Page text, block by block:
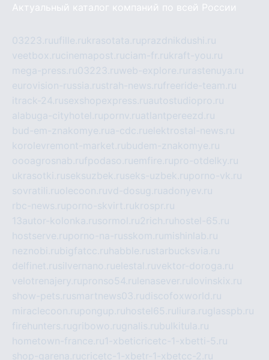
Актуальный каталог компаний по всей России
03223.ruufille.rukrasotata.ruprazdnikdushi.ru
veetbox.rucinemapost.ruciam-fr.rukraft-you.ru
mega-press.ru03223.ruweb-explore.ru rastenuya.ru
eurovision-russia.rustrah-news.rufreeride-team.ru
itrack-24.rusexshopexpress.ruautostudiopro.ru
alabuga-cityhotel.rupornv.ruatlantpereezd.ru
bud-em-znakomye.rua-cdc.ruelektrostal-news.ru
korolevremont-market.rubudem-znakomye.ru
oooagrosnab.rufpodaso.ruemfire.rupro-otdelky.ru
ukrasotki.ruseksuzbek.ruseks-uzbek.ruporno-vk.ru
sovratili.ruolecoon.ruvd-dosug.ruadonyev.ru
rbc-news.ruporno-skvirt.rukrospr.ru
13autor-kolonka.rusormol.ru2rich.ru hostel-65.ru
hostserve.ruporno-na-russkom.ru mishinlab.ru
neznobi.rubigfatcc.ru habble.rustarbucksvia.ru
delfinet.rusilvernano.ruelestal.ruvektor-doroga.ru
velotrenajery.rupronso54.ru lenasever.ru lovinskix.ru
show-pets.rusmartnews03.rudiscofoxworld.ru
miraclecoon.rupongup.ru hostel65.ru liura.ruglasspb.ru
firehunters.rugribowo.rugnalis.rubulkitula.ru
hometown-france.ru1-xbeticricetc-1-xbetti-5.ru
shop-garena.rucricetc-1-xbetr-1-xbetcc-2.ru